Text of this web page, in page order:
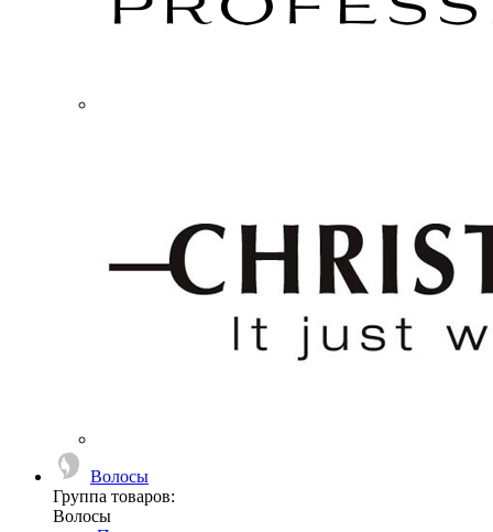
Волосы
Группа товаров:
Волосы